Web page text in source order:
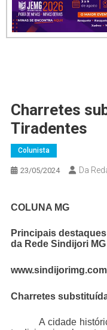
Charretes
Tiradentes
Colunista
23/05/2024 Da
COLUNA MG
Principais
da Rede Sindijori MG
Charretes
A cidade